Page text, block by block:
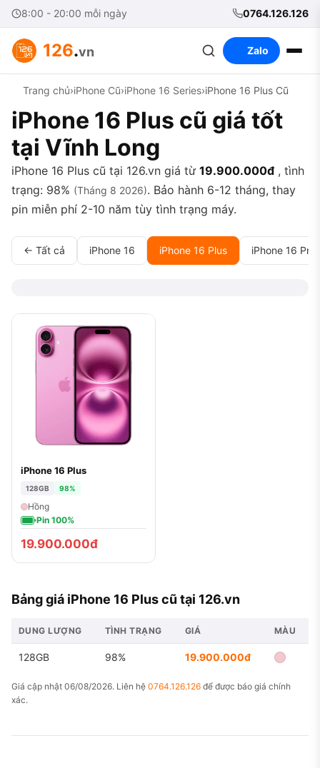
8:00 - 20:00 mỗi ngày 0764.126.126
126.vn Zalo
Trang chủ›iPhone Cũ›iPhone 16 Series›iPhone 16 Plus Cũ
iPhone 16 Plus cũ giá tốt
tại Vĩnh Long
iPhone 16 Plus cũ tại 126.vn giá từ 19.900.000đ , tình
trạng: 98% (Tháng 8 2026). Bảo hành 6-12 tháng, thay
pin miễn phí 2-10 năm tùy tình trạng máy.
← Tất cả iPhone 16 iPhone 16 Plus iPhone 16 Pro
iPhone 16 Plus
128GB 98%
Hồng
Pin 100%
19.900.000đ
Bảng giá iPhone 16 Plus cũ tại 126.vn
DUNG LƯỢNG TÌNH TRẠNG GIÁ MÀU
128GB 98% 19.900.000đ
Giá cập nhật 06/08/2026. Liên hệ 0764.126.126 để được báo giá chính
xác.